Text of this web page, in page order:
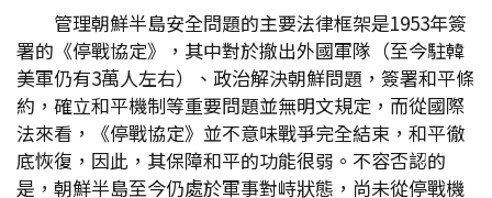
管理朝鮮半島安全問題的主要法律框架是1953年簽
署的《停戰協定》，其中對於撤出外國軍隊（至今駐韓
美軍仍有3萬人左右）、政治解決朝鮮問題，簽署和平條
約，確立和平機制等重要問題並無明文規定，而從國際
法來看，《停戰協定》並不意味戰爭完全結束，和平徹
底恢復，因此，其保障和平的功能很弱。不容否認的
是，朝鮮半島至今仍處於軍事對峙狀態，尚未從停戰機